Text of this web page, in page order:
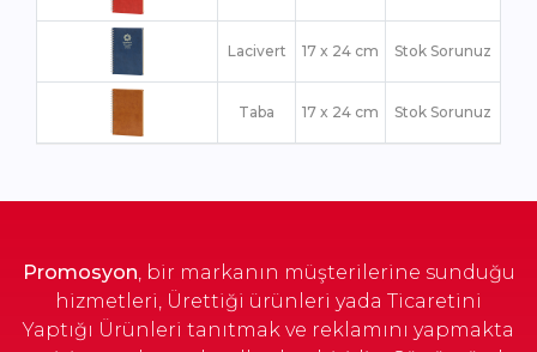
Lacivert 17 x 24 cm Stok Sorunuz
Taba 17 x 24 cm Stok Sorunuz
Promosyon, bir markanın müşterilerine sunduğu
hizmetleri, Ürettiği ürünleri yada Ticaretini
Yaptığı Ürünleri tanıtmak ve reklamını yapmakta